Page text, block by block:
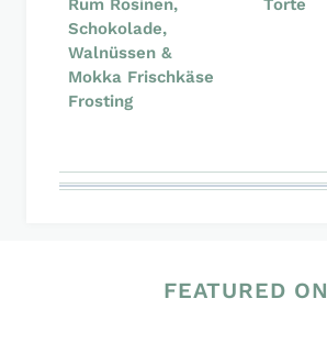
Rum Rosinen,
Schokolade,
Walnüssen &
Mokka Frischkäse
Frosting
Torte
FEATURED ON